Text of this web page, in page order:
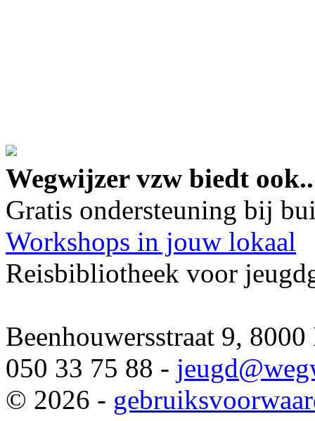
Wegwijzer vzw biedt
Gratis ondersteuning bij
Workshops in jouw lokaal
Reisbibliotheek voor
Beenhouwersstraat 9,
050 33 75 88 - jeugd
© 2026 -